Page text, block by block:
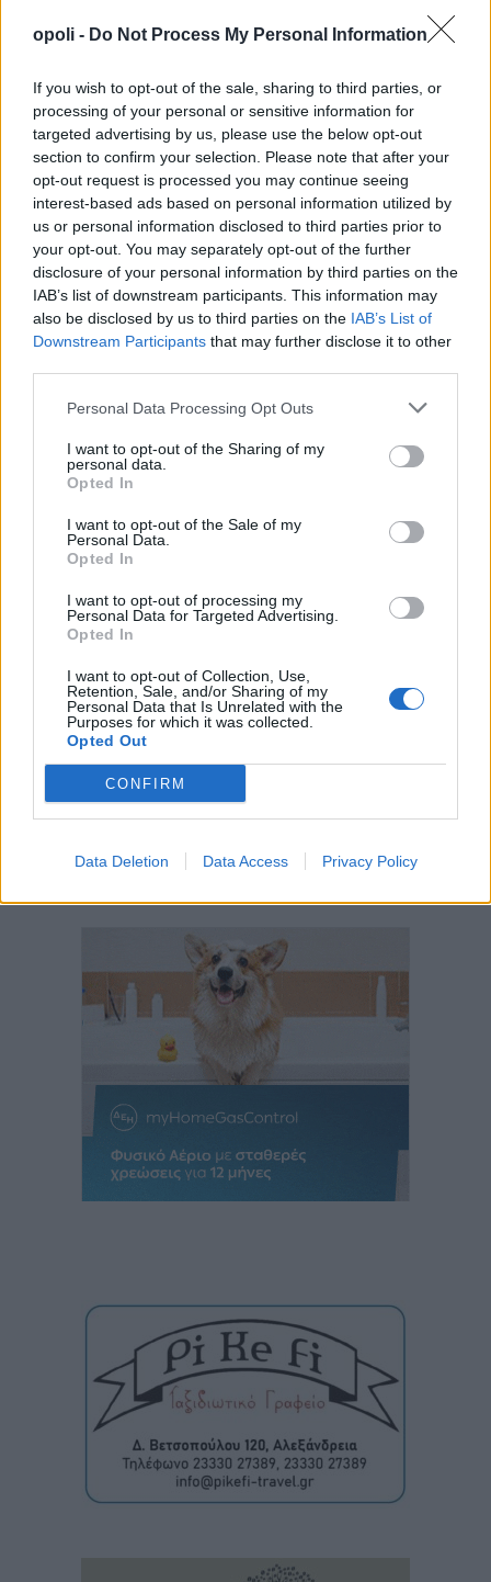
opoli - Do Not Process My Personal Information
If you wish to opt-out of the sale, sharing to third parties, or
processing of your personal or sensitive information for
targeted advertising by us, please use the below opt-out
section to confirm your selection. Please note that after your
opt-out request is processed you may continue seeing
interest-based ads based on personal information utilized by
us or personal information disclosed to third parties prior to
your opt-out. You may separately opt-out of the further
disclosure of your personal information by third parties on the
IAB’s list of downstream participants. This information may
also be disclosed by us to third parties on the IAB’s List of
Downstream Participants that may further disclose it to other
Personal Data Processing Opt Outs
I want to opt-out of the Sharing of my
personal data.
Opted In
I want to opt-out of the Sale of my
Personal Data.
Opted In
I want to opt-out of processing my
Personal Data for Targeted Advertising.
Opted In
I want to opt-out of Collection, Use,
Retention, Sale, and/or Sharing of my
Personal Data that Is Unrelated with the
Purposes for which it was collected.
Opted Out
CONFIRM
Data Deletion Data Access Privacy Policy